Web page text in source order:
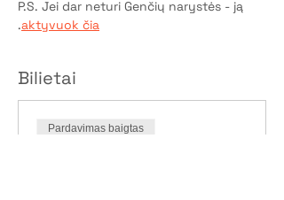
P.S. Jei dar neturi Genčių narystės - ją
.aktyvuok čia
Bilietai
Pardavimas baigtas